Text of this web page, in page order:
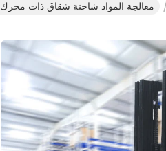
معالجة المواد شاحنة شقاق ذات